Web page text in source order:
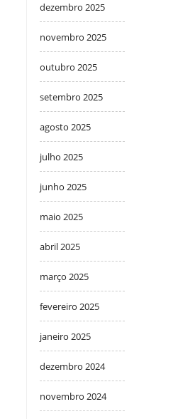
dezembro 2025
novembro 2025
outubro 2025
setembro 2025
agosto 2025
julho 2025
junho 2025
maio 2025
abril 2025
março 2025
fevereiro 2025
janeiro 2025
dezembro 2024
novembro 2024